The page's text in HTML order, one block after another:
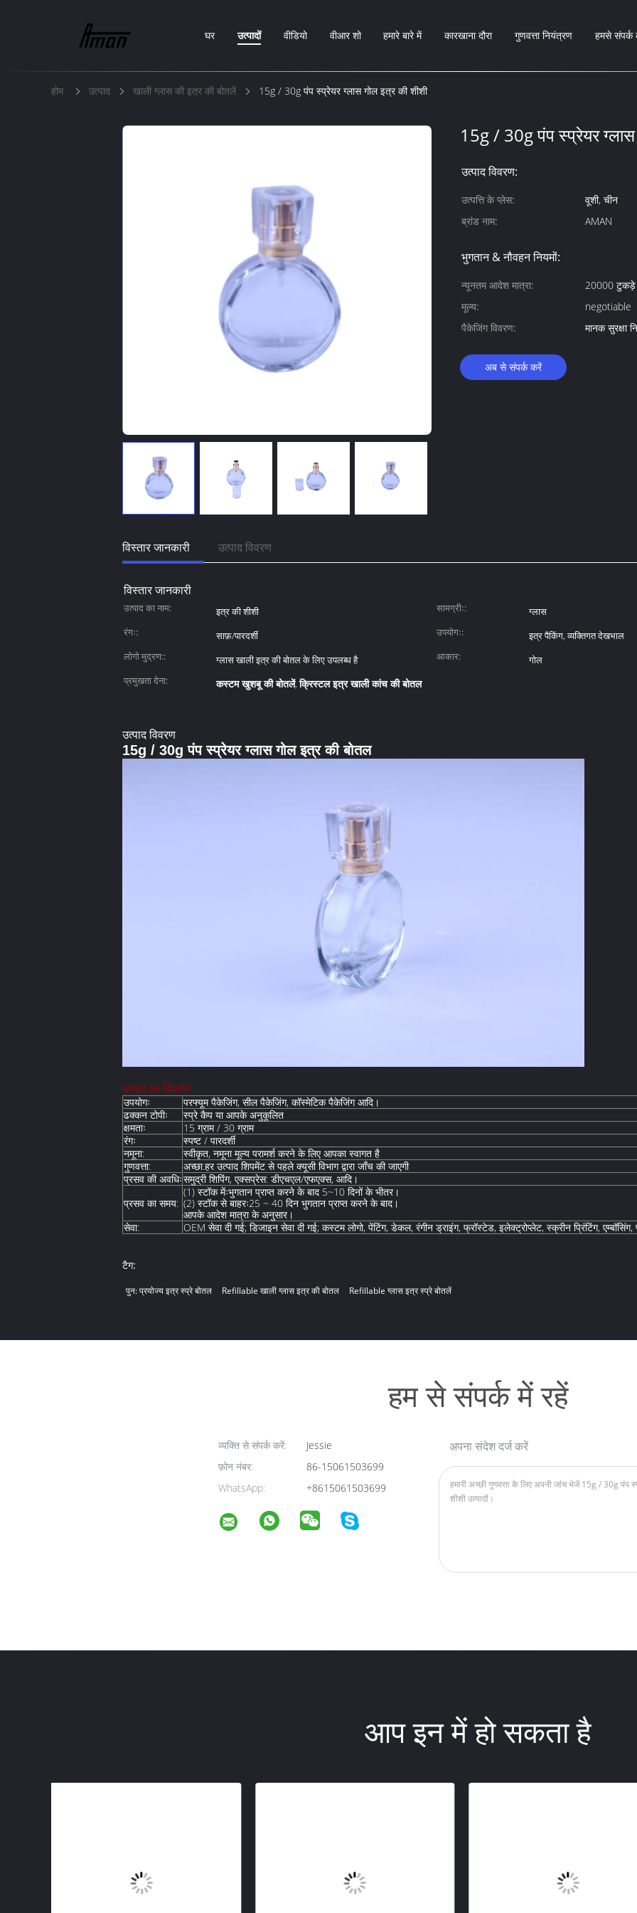
घर उत्पादों वीडियो वीआर शो हमारे बारे में कारखाना दौरा गुणवत्ता नियंत्रण हमसे संपर्क
होम उत्पाद खाली ग्लास की इत्र की बोतलें 15g / 30g पंप स्प्रेयर ग्लास गोल इत्र की शीशी
15g / 30g पंप स्प्रेयर ग्लास
उत्पाद विवरण:
उत्पत्ति के प्लेस:
वूशी, चीन
ब्रांड नाम:
AMAN
भुगतान & नौवहन नियमों:
न्यूनतम आदेश मात्रा:
20000 टुकड़े
मूल्य:
negotiable
पैकेजिंग विवरण:
मानक सुरक्षा
अब से संपर्क करें
विस्तार जानकारी उत्पाद विवरण
विस्तार जानकारी
उत्पाद का नाम: इत्र की शीशी सामग्रीः:
ग्लास
रंगः:
साफ़/पारदर्शी उपयोगः:
इत्र पैकिंग, व्यक्तिगत देखभाल
लोगो मुद्रण::
ग्लास खाली इत्र की बोतल के लिए उपलब्ध है आकार:
गोल
प्रमुखता देना:
कस्टम खुशबू की बोतलें,क्रिस्टल इत्र खाली कांच की बोतल
उत्पाद विवरण
15g / 30g पंप स्प्रेयर ग्लास गोल इत्र की बोतल
उत्पाद का विवरण
उपयोगः
परफ्यूम पैकेजिंग, सील पैकेजिंग, कॉस्मेटिक पैकेजिंग आदि।
ढक्कन टोपीः
स्प्रे कैप या आपके अनुकूलित
क्षमताः
15 ग्राम / 30 ग्राम
रंगः
स्पष्ट / पारदर्शी
नमूना:
स्वीकृत, नमूना मूल्य परामर्श करने के लिए आपका स्वागत है
गुणवत्ता:
अच्छा.हर उत्पाद शिपमेंट से पहले क्यूसी विभाग द्वारा जाँच की जाएगी
प्रसव की अवधिःसमुद्री शिपिंग, एक्सप्रेस: डीएचएल/एफएक्स, आदि।
प्रसव का समय:
(1) स्टॉक मेंःभुगतान प्राप्त करने के बाद 5~10 दिनों के भीतर।
(2) स्टॉक से बाहरः25 ~ 40 दिन भुगतान प्राप्त करने के बाद।
आपके आदेश मात्रा के अनुसार।
सेवा:
OEM सेवा दी गई; डिजाइन सेवा दी गई; कस्टम लोगो, पेंटिंग, डेकल, रंगीन ड्राइंग, फ्रॉस्टेड, इलेक्ट्रोप्लेट, स्क्रीन प्रिंटिंग,
टैग:
पुन: प्रयोज्य इत्र स्प्रे बोतल Refillable खाली ग्लास इत्र की बोतल Refillable ग्लास इत्र स्प्रे बोतलें
हम से संपर्क में रहें
व्यक्ति से संपर्क करें:
Jessie
फ़ोन नंबर:
86-15061503699
WhatsApp:
+8615061503699
अपना संदेश दर्ज करें
आप इन में हो सकता है